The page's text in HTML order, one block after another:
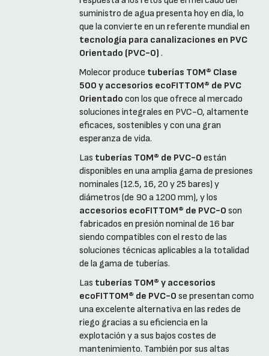
suministro de agua presenta hoy en día, lo
que la convierte en un referente mundial en
tecnología para canalizaciones en PVC
Orientado (PVC-O) .
Molecor produce tuberías TOM® Clase
500 y accesorios ecoFITTOM® de PVC
Orientado con los que ofrece al mercado
soluciones integrales en PVC-O, altamente
eficaces, sostenibles y con una gran
esperanza de vida.
Las tuberías TOM® de PVC-O están
disponibles en una amplia gama de presiones
nominales (12.5, 16, 20 y 25 bares) y
diámetros (de 90 a 1200 mm), y los
accesorios ecoFITTOM® de PVC-O son
fabricados en presión nominal de 16 bar
siendo compatibles con el resto de las
soluciones técnicas aplicables a la totalidad
de la gama de tuberías.
Las tuberías TOM® y accesorios
ecoFITTOM® de PVC-O se presentan como
una excelente alternativa en las redes de
riego gracias a su eficiencia en la
explotación y a sus bajos costes de
mantenimiento. También por sus altas